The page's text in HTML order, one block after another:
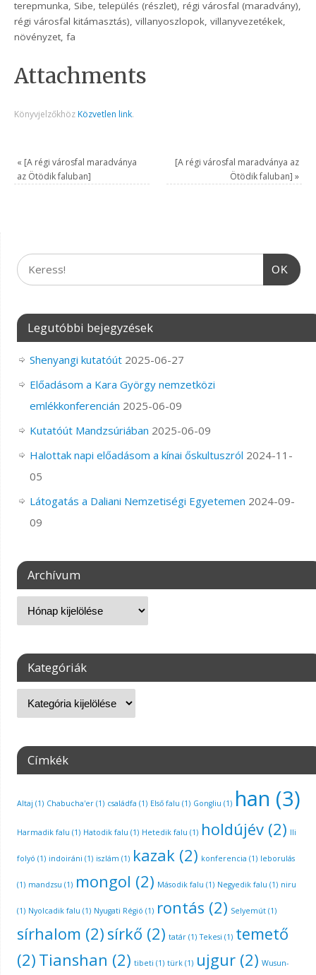
terepmunka, Sibe, település (részlet), régi városfal (maradvány),
régi városfal kitámasztás), villanyoszlopok, villanyvezetékek,
növényzet, fa
Attachments
Könyvjelzőkhöz Közvetlen link.
« [A régi városfal maradványa
az Ötödik faluban]
[A régi városfal maradványa az
Ötödik faluban] »
OK
Legutóbbi bejegyzések
Shenyangi kutatóút 2025-06-27
Előadásom a Kara György nemzetközi
emlékkonferencián 2025-06-09
Kutatóút Mandzsúriában 2025-06-09
Halottak napi előadásom a kínai őskultuszról 2024-11-
05
Látogatás a Daliani Nemzetiségi Egyetemen 2024-09-
09
Archívum
Kategóriák
Címkék
Altaj (1) Chabucha'er(1) családfa (1) Első falu (1) Gongliu (1) han (3)
Harmadik falu (1) Hatodik falu (1) Hetedik falu (1) holdújév(2) Ili
folyó (1) indoiráni (1) iszlám (1) kazak(2) konferencia (1) leborulás
(1) mandzsu (1) mongol (2) Második falu (1) Negyedik falu (1) niru
(1) Nyolcadik falu (1) Nyugati Régió (1) rontás (2) Selyemút(1)
sírhalom (2) sírkő (2) tatár(1) Tekesi (1) temető
(2) Tianshan (2) tibeti (1) türk(1) ujgur(2) Wusun-